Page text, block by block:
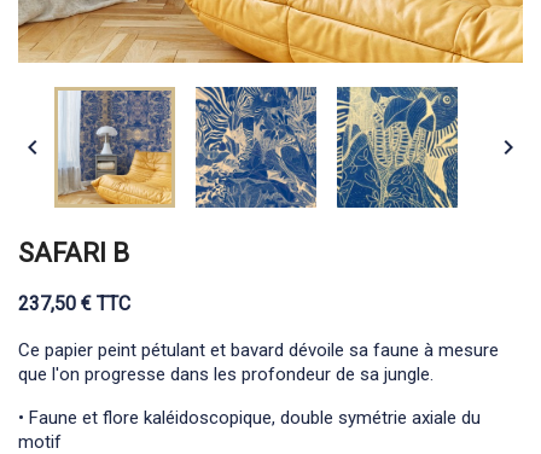
 
SAFARI B
237,50 € TTC
Ce papier peint pétulant et bavard dévoile sa faune à mesure
que l'on progresse dans les profondeur de sa jungle.
• Faune et flore kaléidoscopique, double symétrie axiale du
motif